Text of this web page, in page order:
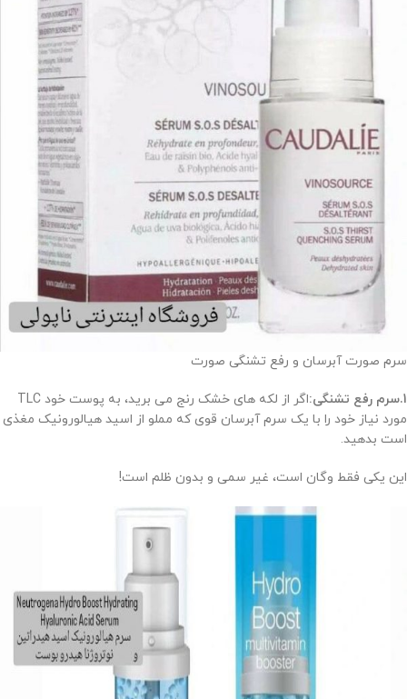
سرم صورت آبرسان و رفع تشنگی صورت
1.سرم رفع تشنگی:
اگر از لکه های خشک رنج می برید، به پوست خود TLC
مورد نیاز خود را با یک سرم آبرسان قوی که مملو از اسید هیالورونیک مغذی
است بدهید.
این یکی فقط وگان است، غیر سمی و بدون ظلم است!